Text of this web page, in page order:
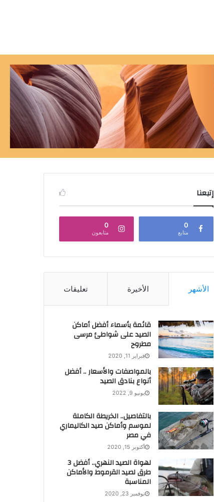
إتبعنا
0
متابع
0
متابعون
الأشهر الأخيرة تعليقات
قائمة بأسماء أفضل أماكن
الصيد على شواطئ مرسى
مطروح
فبراير 11, 2020
بالمواصفات والأسعار .. أفضل
أنواع بنادق الصيد
يونيو 9, 2022
بالتفاصيل.. الخريطة الكاملة
لموسم وأماكن صيد الكاليماري
في مصر
أكتوبر 15, 2020
لهواة الصيد النهري.. أفضل 3
طرق لصيد القرموط والأماكن
المناسبة
نوفمبر 23, 2020